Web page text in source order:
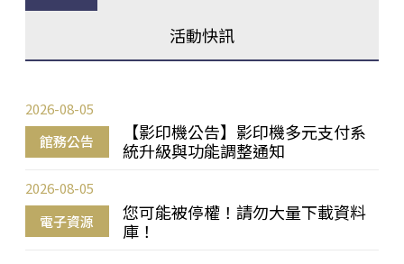
活動快訊
館務公告
【影印機公告】影印機多元支付系
統升級與功能調整通知
2026-08-05
電子資源
您可能被停權！請勿大量下載資料
庫！
2026-08-05